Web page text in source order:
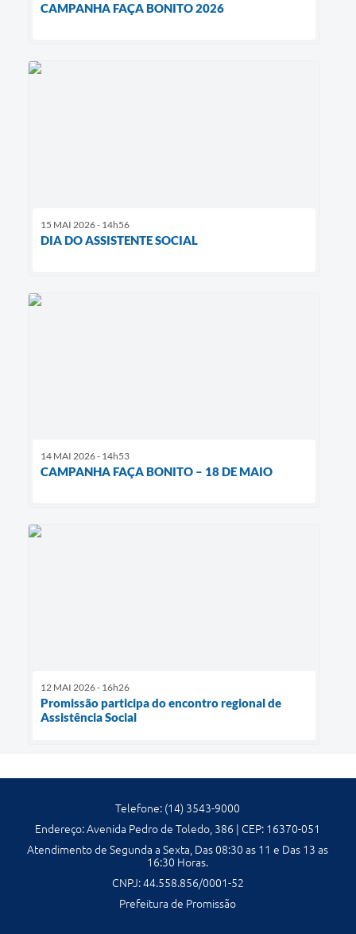
CAMPANHA FAÇA BONITO 2026
15 MAI 2026 - 14h56
DIA DO ASSISTENTE SOCIAL
14 MAI 2026 - 14h53
CAMPANHA FAÇA BONITO – 18 DE MAIO
12 MAI 2026 - 16h26
Promissão participa do encontro regional de
Assistência Social
Telefone: (14) 3543-9000
Endereço: Avenida Pedro de Toledo, 386 | CEP: 16370-051
Atendimento de Segunda a Sexta, Das 08:30 as 11 e Das 13 as
16:30 Horas.
CNPJ: 44.558.856/0001-52
Prefeitura de Promissão